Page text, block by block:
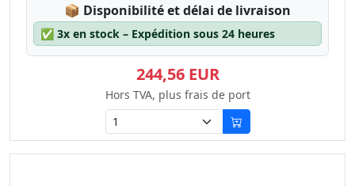
📦 Lagerstatus:
Disponibilité et délai de livraison
✅ 3x en stock – Expédition sous 24 heures
244,56 EUR
Hors TVA, plus frais de port